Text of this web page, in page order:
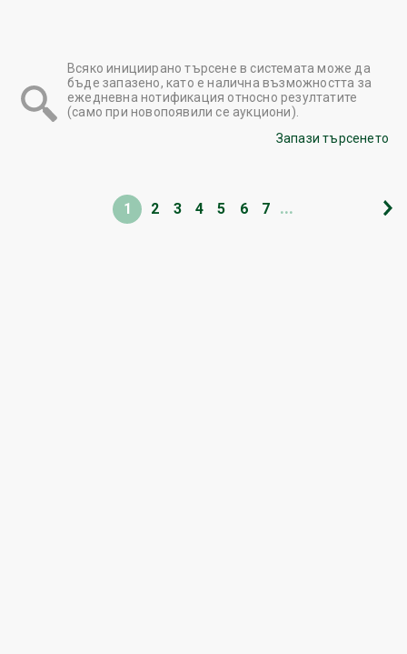
Всяко инициирано търсене в системата може да
бъде запазено, като е налична възможността за
ежедневна нотификация относно резултатите
(само при новопоявили се аукциони).
Запази търсенето
1 2 3 4 5 6 7 ...